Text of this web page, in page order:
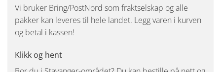
Vi bruker Bring/PostNord som fraktselskap og alle
pakker kan leveres til hele landet. Legg varen i kurven
og betal i kassen!
Klikk og hent